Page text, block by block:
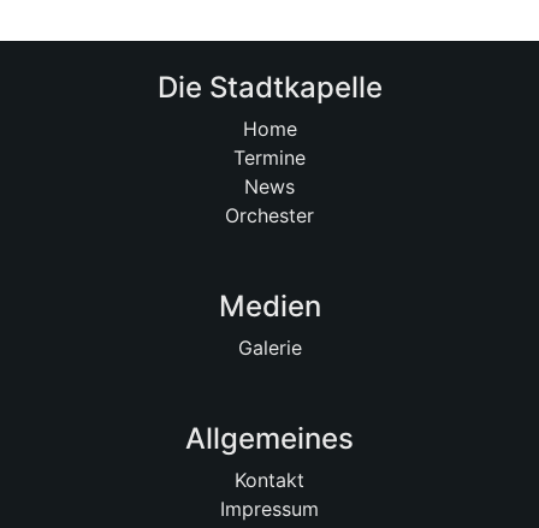
Die Stadtkapelle
Home
Termine
News
Orchester
Medien
Galerie
Allgemeines
Kontakt
Impressum